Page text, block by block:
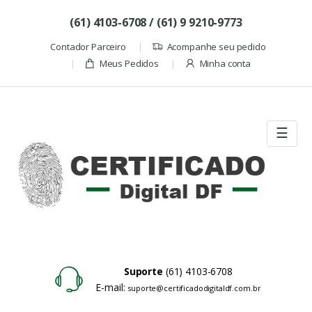
(61) 4103-6708 / (61) 9 9210-9773
Contador Parceiro
Acompanhe seu pedido
Meus Pedidos
Minha conta
☰
Suporte (61) 4103-6708
E-mail: suporte@certificadodigitaldf.com.br